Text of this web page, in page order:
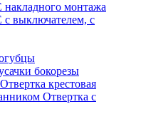
накладного монтажа
с выключателем, с
бокорезы
Отвертка крестовая
Отвертка с